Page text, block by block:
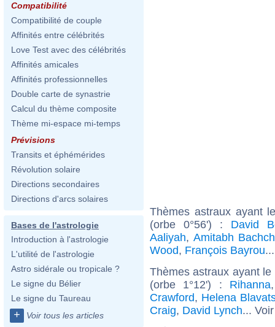
Compatibilité
Compatibilité de couple
Affinités entre célébrités
Love Test avec des célébrités
Affinités amicales
Affinités professionnelles
Double carte de synastrie
Calcul du thème composite
Thème mi-espace mi-temps
Prévisions
Transits et éphémérides
Révolution solaire
Directions secondaires
Directions d'arcs solaires
Bases de l'astrologie
Introduction à l'astrologie
L'utilité de l'astrologie
Astro sidérale ou tropicale ?
Le signe du Bélier
Le signe du Taureau
+ Voir tous les articles
Thèmes astraux ayant
(orbe 0°56') : David
Aaliyah, Amitabh
Wood, François Bayrou
Thèmes astraux ayant
(orbe 1°12') : Rihanna
Crawford, Helena
Craig, David Lynch...